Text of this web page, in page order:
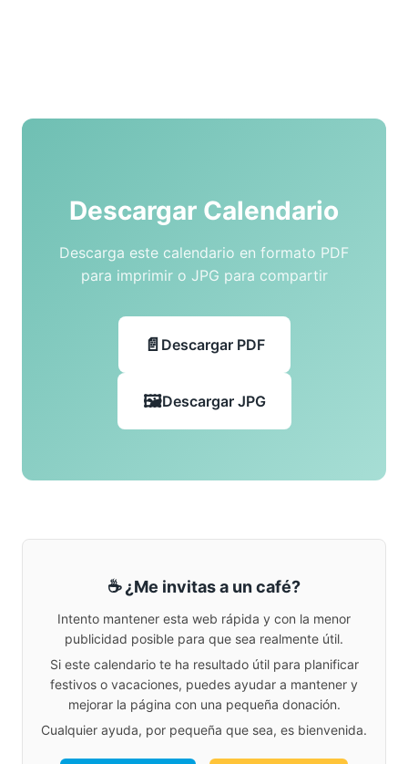
Descargar Calendario
Descarga este calendario en formato PDF
para imprimir o JPG para compartir
Descargar PDF
Descargar JPG
☕ ¿Me invitas a un café?
Intento mantener esta web rápida y con la menor
publicidad posible para que sea realmente útil.
Si este calendario te ha resultado útil para planificar
festivos o vacaciones, puedes ayudar a mantener y
mejorar la página con una pequeña donación.
Cualquier ayuda, por pequeña que sea, es bienvenida.